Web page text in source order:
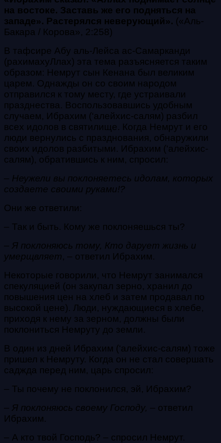
на востоке. Заставь же его подняться на
западе». Растерялся неверующий». («Аль-
Бакара / Корова», 2:258)
В тафсире Абу аль-Лейса ас-Самарканди
(рахимахуЛлах) эта тема разъясняется таким
образом: Немрут сын Кенана был великим
царем. Однажды он со своим народом
отправился к тому месту, где устраивали
празднества. Воспользовавшись удобным
случаем, Ибрахим (‘алейхис-салям) разбил
всех идолов в святилище. Когда Немрут и его
люди вернулись с празднования, обнаружили
своих идолов разбитыми. Ибрахим (‘алейхис-
салям), обратившись к ним, спросил:
– Неужели вы поклоняетесь идолам, которых
создаете своими руками!?
Они же ответили:
– Так и быть. Кому же поклоняешься ты?
– Я поклоняюсь тому, Кто дарует жизнь и
умерщвляет, – ответил Ибрахим.
Некоторые говорили, что Немрут занимался
спекуляцией (он закупал зерно, хранил до
повышения цен на хлеб и затем продавал по
высокой цене). Люди, нуждающиеся в хлебе,
приходя к нему за зерном, должны были
поклониться Немруту до земли.
В один из дней Ибрахим (‘алейхис-салям) тоже
пришел к Немруту. Когда он не стал совершать
саджда перед ним, царь спросил:
– Ты почему не поклонился, эй, Ибрахим?
– Я поклоняюсь своему Господу, – ответил
Ибрахим.
– А кто твой Господь? – спросил Немрут.